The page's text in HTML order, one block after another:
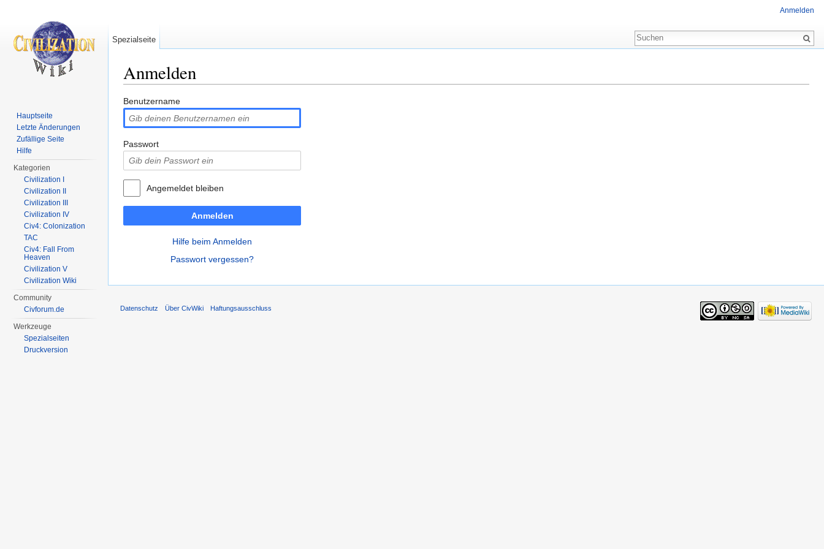
Anmelden
Benutzername
Passwort
Angemeldet bleiben
Anmelden
Hilfe beim Anmelden
Passwort vergessen?
Anmelden
Spezialseite
Hauptseite
Letzte Änderungen
Zufällige Seite
Hilfe
Kategorien
Civilization I
Civilization II
Civilization III
Civilization IV
Civ4: Colonization
TAC
Civ4: Fall From
Heaven
Civilization V
Civilization Wiki
Community
Civforum.de
Werkzeuge
Spezialseiten
Druckversion
Datenschutz Über CivWiki Haftungsausschluss